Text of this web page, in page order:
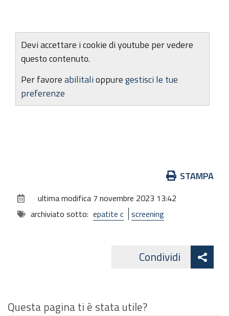
Devi accettare i cookie di youtube per vedere
questo contenuto.
Per favoreabilitalioppuregestisci le tue
preferenze
documento
STAMPA
ultima modifica 7 novembre 2023 13:42
archiviato sotto: epatite c screening
Condividi
Questa pagina ti è stata utile?